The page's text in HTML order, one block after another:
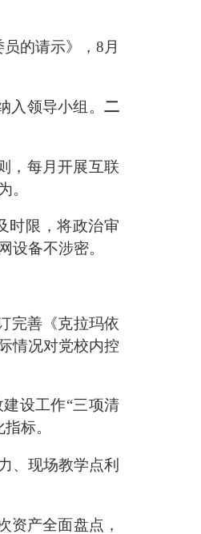
的请示》， 8月
入领导小组。 二
， 每月开展互联
。
时限，将政治审
设备不涉密。
完善《克拉玛依
情况对党校内控
设工作“三项清
标。
、现场教学点利
资产全面盘点 ，